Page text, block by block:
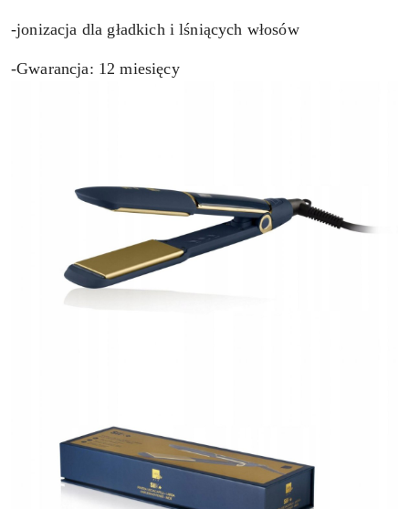
-jonizacja dla gładkich i lśniących włosów
-Gwarancja: 12 miesięcy